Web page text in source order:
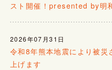
スト開催！presented by明
2026年07月31日
令和8年熊本地震により被災
上げます